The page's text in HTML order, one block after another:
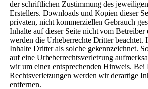
der schriftlichen Zustimmung des
Erstellers. Downloads und Kopien dieser
privaten, nicht kommerziellen Gebrauch
Inhalte auf dieser Seite nicht vom Betreiber
werden die Urheberrechte Dritter beachtet.
Inhalte Dritter als solche gekennzeichnet.
auf eine Urheberrechtsverletzung
wir um einen entsprechenden Hinweis. Bei
Rechtsverletzungen werden wir derartige
entfernen.